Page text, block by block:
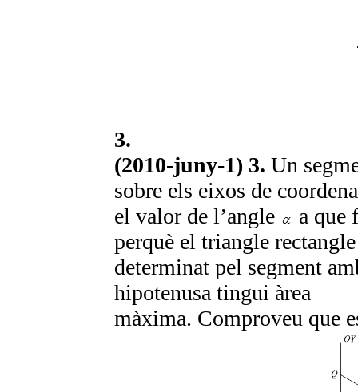
3.
(2010-juny-1) 3. Un
sobre els eixos de
el valor de l’angle
a que
perquè el triangle rectangle
determinat pel segment
hipotenusa tingui àrea
màxima. Comproveu que